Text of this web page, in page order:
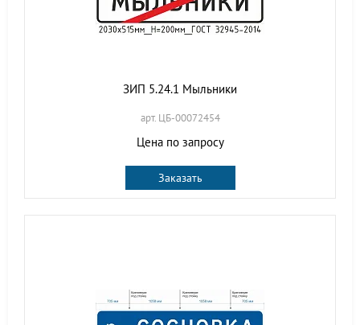
ЗИП 5.24.1 Мыльники
арт. ЦБ-00072454
Цена по запросу
Заказать